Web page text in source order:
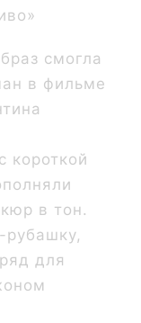
смогла
в фильме
короткой
в тон.
для